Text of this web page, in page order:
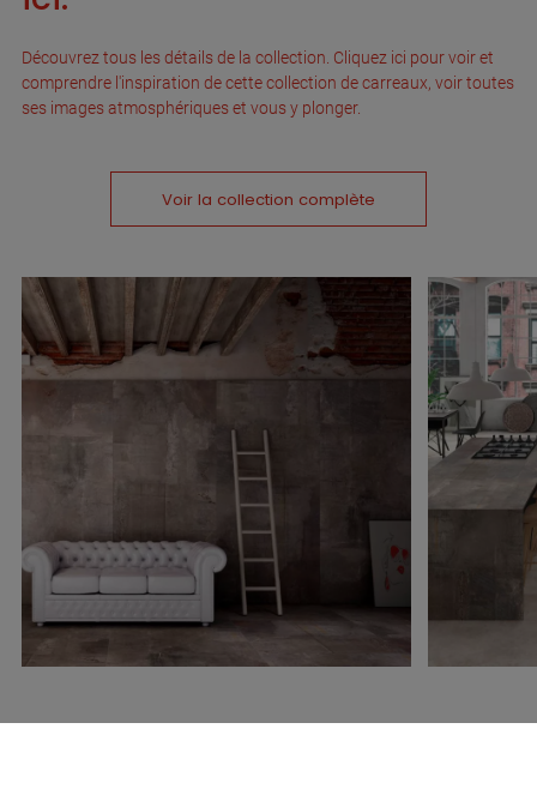
Découvrez tous les détails de la collection. Cliquez ici pour voir et
comprendre l'inspiration de cette collection de carreaux, voir toutes
ses images atmosphériques et vous y plonger.
Voir la collection complète